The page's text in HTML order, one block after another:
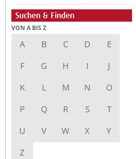
Suchen & Finden
VON A BIS Z
A B C D
E
F
G H I
J
K
L M N
O
P
Q R S
T
U
V W X
Y
Z